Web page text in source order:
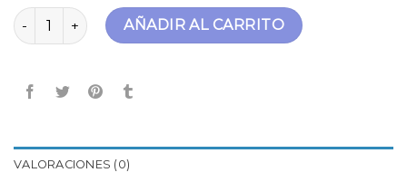
bolso metalizado cantidadAÑADIR AL CARRITO
VALORACIONES (0)